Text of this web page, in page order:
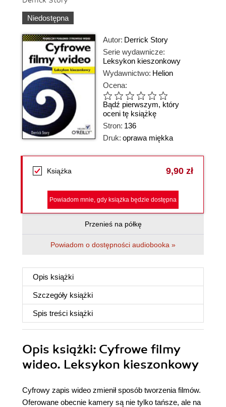
Niedostępna
Autor: Derrick Story
Serie wydawnicze:
Leksykon kieszonkowy
Wydawnictwo: Helion
Ocena:
Bądź pierwszym, który
oceni tę książkę
Stron: 136
Druk: oprawa miękka
Książka 9,90 zł
Powiadom mnie, gdy książka będzie dostępna
Przenieś na półkę
Powiadom o dostępności audiobooka »
Opis książki
Szczegóły książki
Spis treści książki
Opis książki: Cyfrowe filmy
wideo. Leksykon kieszonkowy
Cyfrowy zapis wideo zmienił sposób tworzenia filmów.
Oferowane obecnie kamery są nie tylko tańsze, ale na